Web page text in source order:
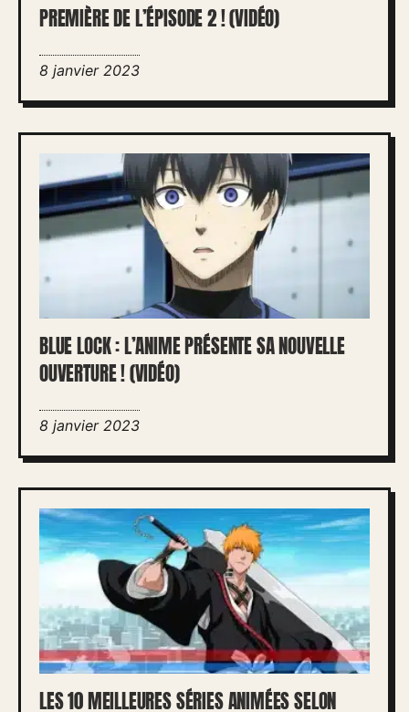
PREMIÈRE DE L’ÉPISODE 2 ! (VIDÉO)
8 janvier 2023
BLUE LOCK : L’ANIME PRÉSENTE SA NOUVELLE
OUVERTURE ! (VIDÉO)
8 janvier 2023
LES 10 MEILLEURES SÉRIES ANIMÉES SELON